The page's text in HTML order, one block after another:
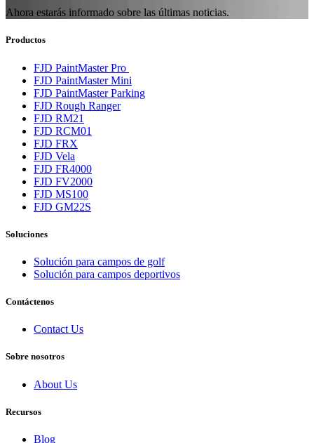
Ahora estarás informado sobre las últimas noticias.
Productos
FJD PaintMaster Pro
FJD PaintMaster Mini
FJD PaintMaster Parking
FJD Rough Ranger
FJD RM21
FJD RCM01
FJD FRX
FJD Vela
FJD FR4000
FJD FV2000
FJD MS100
FJD GM22S
Soluciones
Solución para campos de golf
Solución para campos deportivos
Contáctenos
Contact Us
Sobre nosotros
About Us
Recursos
Blog